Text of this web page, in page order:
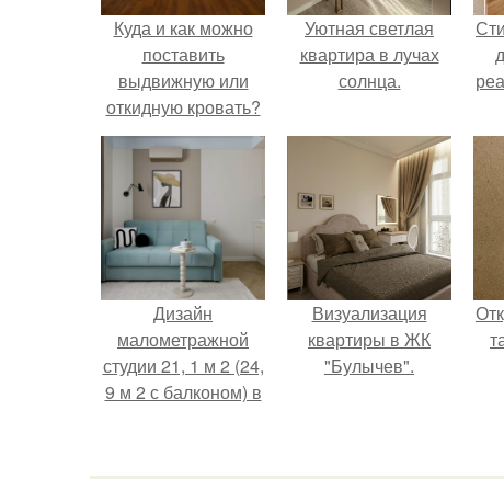
Куда и как можно
поставить
выдвижную или
откидную кровать?
Уютная светлая
квартира в лучах
солнца.
Дизайн
малометражной
студии 21, 1 м 2 (24,
9 м 2 с балконом) в
Визуализация
квартиры в ЖК
"Булычев".